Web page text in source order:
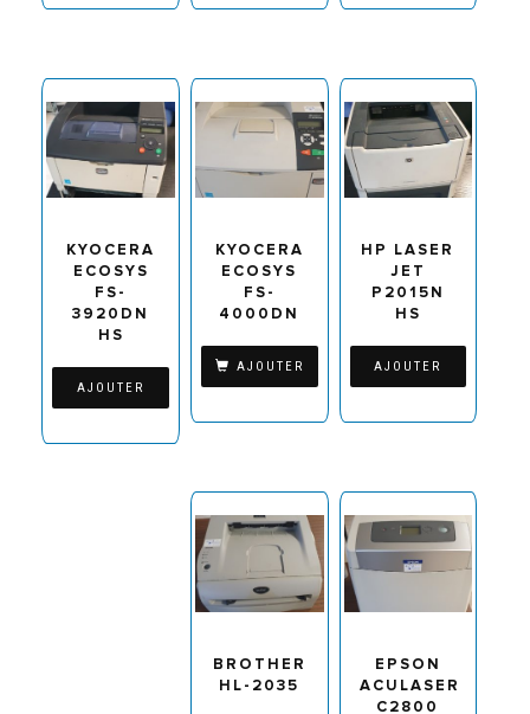
KYOCERA
ECOSYS
FS-
3920DN
HS
AJOUTER
KYOCERA
ECOSYS
FS-
4000DN
AJOUTER
HP LASER
JET
P2015N
HS
AJOUTER
BROTHER
HL-2035
EPSON
ACULASER
C2800